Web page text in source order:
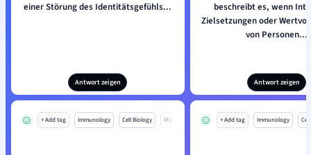
einer Störung des Identitätsgefühls...
Antwort zeigen
beschreibt es, wenn
Zielsetzungen oder
von Personen...
Antwort zeigen
+ Add tag Immunology Cell Biology Mo + Add tag Immunology